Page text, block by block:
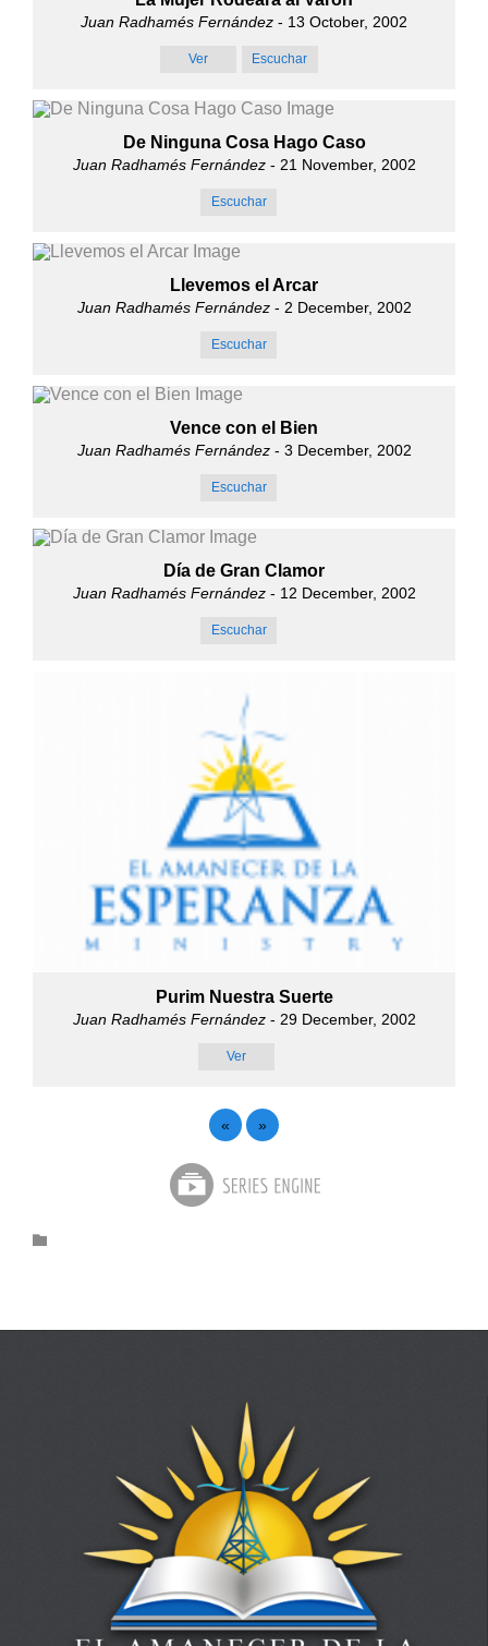
Juan Radhamés Fernández - 13 October, 2002
Ver Escuchar
De Ninguna Cosa Hago Caso
Juan Radhamés Fernández- 21 November, 2002
Escuchar
Llevemos el Arcar
Juan Radhamés Fernández- 2 December, 2002
Escuchar
Vence con el Bien
Juan Radhamés Fernández- 3 December, 2002
Escuchar
Día de Gran Clamor
Juan Radhamés Fernández- 12 December, 2002
Escuchar
Purim Nuestra Suerte
Juan Radhamés Fernández- 29 December, 2002
Ver
« »
